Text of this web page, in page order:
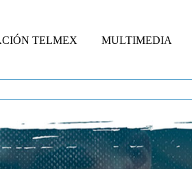
TELMEX MULTIMEDIA